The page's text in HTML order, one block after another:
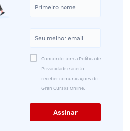
Concordo com a Política de
Privacidade e aceito
receber comunicações do
Gran Cursos Online.